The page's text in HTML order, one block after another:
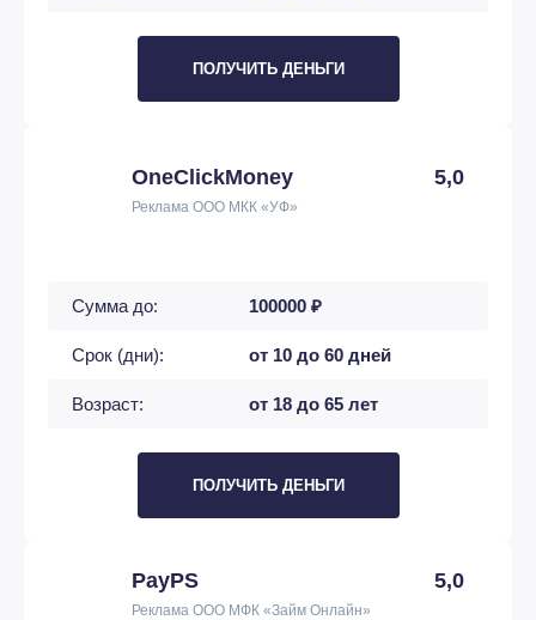
ПОЛУЧИТЬ ДЕНЬГИ
OneClickMoney 5,0
Реклама ООО МКК «УФ»
Сумма до: 100000 ₽
Срок (дни): от 10 до 60 дней
Возраст: от 18 до 65 лет
ПОЛУЧИТЬ ДЕНЬГИ
PayPS 5,0
Реклама ООО МФК «Займ Онлайн»